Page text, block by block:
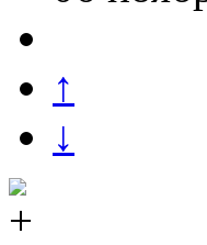
↑
↓